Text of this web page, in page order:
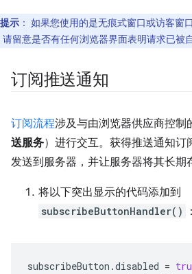
提示 ： 如果您使用的是无痕式窗口或访客窗
请留意是否有任何浏览器界面表明请求已被
订阅推送通知
订阅流程涉及与由浏览器供应商控制
送服务）进行交互。获得推送通知订
发送到服务器，并让服务器将其长期
将以下突出显示的代码添加到
subscribeButtonHandler() ：
subscribeButton .disabled =